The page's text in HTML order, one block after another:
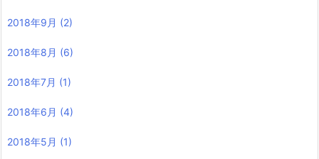
2018年9月 (2)
2018年8月 (6)
2018年7月 (1)
2018年6月 (4)
2018年5月 (1)